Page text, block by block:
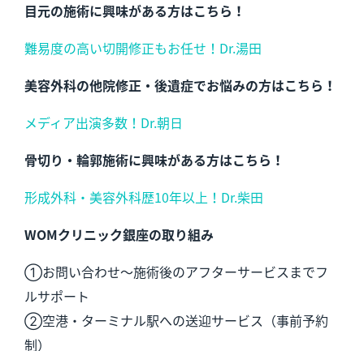
目元の施術に興味がある方はこちら！
難易度の高い切開修正もお任せ！Dr.湯田
美容外科の他院修正・後遺症でお悩みの方はこちら！
メディア出演多数！Dr.朝日
骨切り・輪郭施術に興味がある方はこちら！
形成外科・美容外科歴10年以上！Dr.柴田
WOMクリニック銀座の取り組み
①お問い合わせ～施術後のアフターサービスまでフ
ルサポート
②空港・ターミナル駅への送迎サービス（事前予約
制）